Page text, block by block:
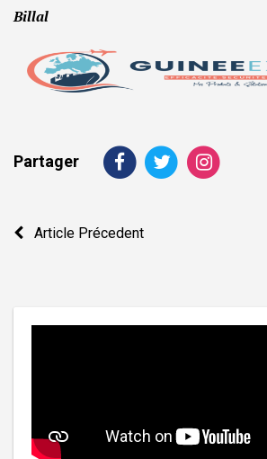
Billal
Partager
Navigation
Article Précedent